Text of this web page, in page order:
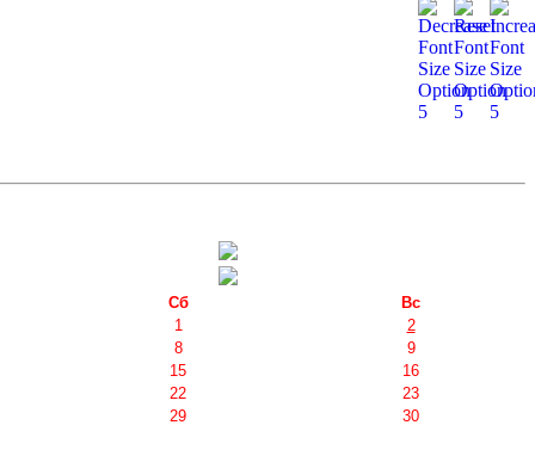
Сб
Вс
1
2
8
9
15
16
22
23
29
30